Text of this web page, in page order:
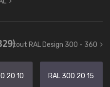
tout RAL Design 300 - 360
20 10 RAL 300 20 15